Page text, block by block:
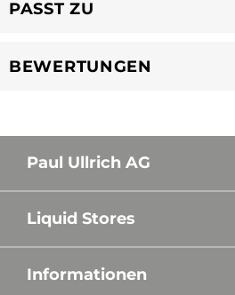
PASST ZU
BEWERTUNGEN
Paul Ullrich AG
Liquid Stores
Informationen